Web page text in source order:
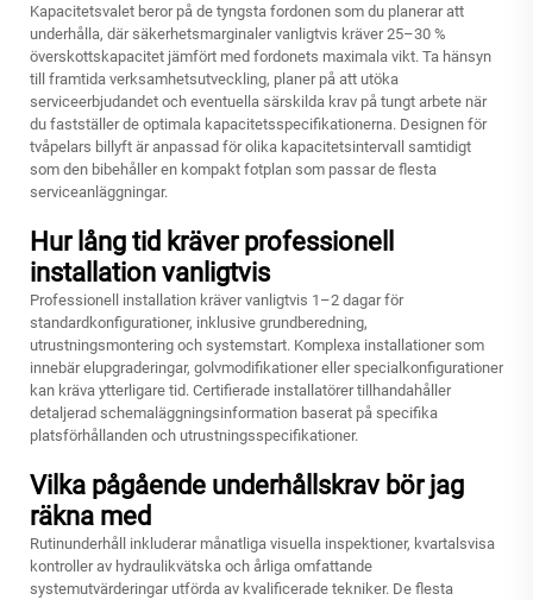
Kapacitetsvalet beror på de tyngsta fordonen som du planerar att
underhålla, där säkerhetsmarginaler vanligtvis kräver 25–30 %
överskottskapacitet jämfört med fordonets maximala vikt. Ta hänsyn
till framtida verksamhetsutveckling, planer på att utöka
serviceerbjudandet och eventuella särskilda krav på tungt arbete när
du fastställer de optimala kapacitetsspecifikationerna. Designen för
tvåpelars billyft är anpassad för olika kapacitetsintervall samtidigt
som den bibehåller en kompakt fotplan som passar de flesta
serviceanläggningar.
Hur lång tid kräver professionell
installation vanligtvis
Professionell installation kräver vanligtvis 1–2 dagar för
standardkonfigurationer, inklusive grundberedning,
utrustningsmontering och systemstart. Komplexa installationer som
innebär elupgraderingar, golvmodifikationer eller specialkonfigurationer
kan kräva ytterligare tid. Certifierade installatörer tillhandahåller
detaljerad schemaläggningsinformation baserat på specifika
platsförhållanden och utrustningsspecifikationer.
Vilka pågående underhållskrav bör jag
räkna med
Rutinunderhåll inkluderar månatliga visuella inspektioner, kvartalsvisa
kontroller av hydraulikvätska och årliga omfattande
systemutvärderingar utförda av kvalificerade tekniker. De flesta